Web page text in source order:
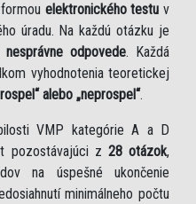
elektronického testu v
úradu. Na každú otázku je
odpovede. Každá
vyhodnotenia teoretickej
alebo „neprospel“.
VMP kategórie A a D
pozostávajúci z 28 otázok,
na úspešné ukončenie
minimálneho počtu